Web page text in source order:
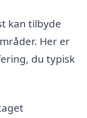
kan tilbyde
Her er
du typisk